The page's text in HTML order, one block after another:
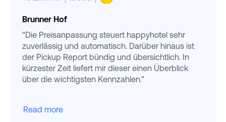
Brunner Hof
"Die Preisanpassung steuert happyhotel sehr
zuverlässig und automatisch. Darüber hinaus ist
der Pickup Report bündig und übersichtlich. In
kürzester Zeit liefert mir dieser einen Überblick
über die wichtigsten Kennzahlen."
Read more